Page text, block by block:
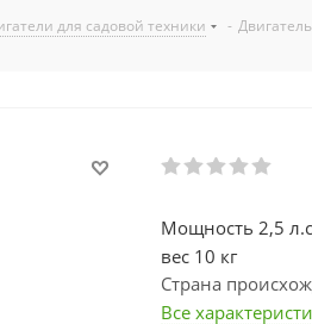
для садовой техники -
Мощность 2,5
вес 10 кг
Страна
Все